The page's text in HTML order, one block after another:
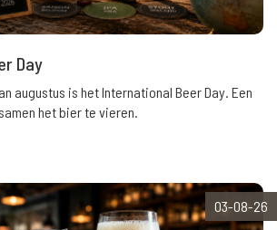
Day
augustus is het International Beer Day. Een
het bier te vieren.
03-08-26